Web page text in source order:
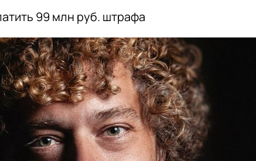
99 млн руб. штрафа